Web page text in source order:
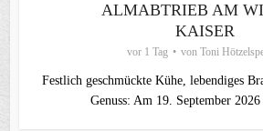
ALMABTRIEB AM
KAISER
vor 1 Tag von Toni
Festlich geschmückte Kühe, lebendiges
Genuss: Am 19. September